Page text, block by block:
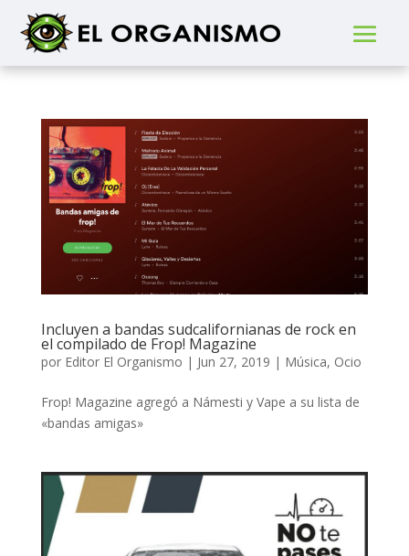
Incluyen a bandas sudcalifornianas de rock en
el compilado de Frop! Magazine
por Editor El Organismo | Jun 27, 2019 | Música, Ocio
Frop! Magazine agregó a Námesti y Vape a su lista de
«bandas amigas»